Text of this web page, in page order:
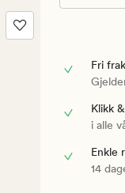
Fri
Klikk
i alle
Enkle
14